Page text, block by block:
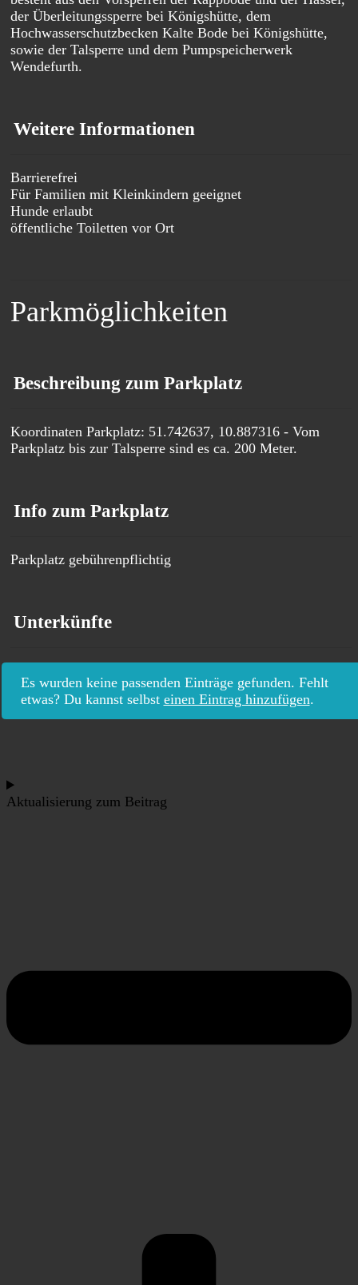
der Überleitungssperre bei Königshütte, dem
Hochwasserschutzbecken Kalte Bode bei Königshütte,
sowie der Talsperre und dem Pumpspeicherwerk
Wendefurth.
Weitere Informationen
Barrierefrei
Für Familien mit Kleinkindern geeignet
Hunde erlaubt
öffentliche Toiletten vor Ort
Parkmöglichkeiten
Beschreibung zum Parkplatz
Koordinaten Parkplatz: 51.742637, 10.887316 - Vom
Parkplatz bis zur Talsperre sind es ca. 200 Meter.
Info zum Parkplatz
Parkplatz gebührenpflichtig
Unterkünfte
Es wurden keine passenden Einträge gefunden. Fehlt
etwas? Du kannst selbst einen Eintrag hinzufügen.
Aktualisierung zum Beitrag